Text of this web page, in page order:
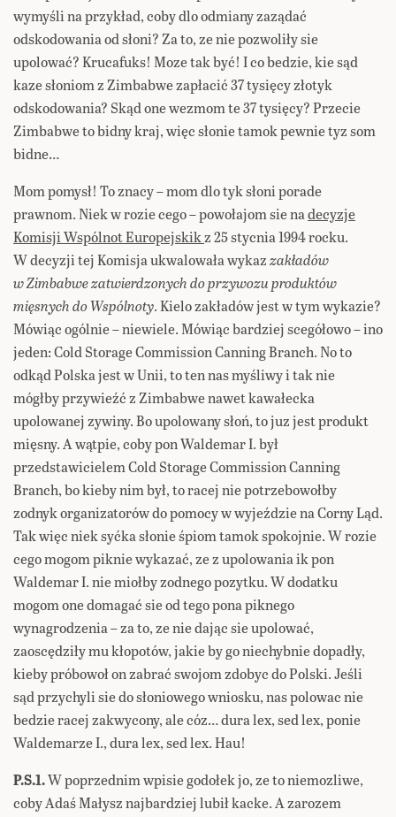
wymyśli na przykład, coby dlo odmiany zaządać
odskodowania od słoni? Za to, ze nie pozwoliły sie
upolować? Krucafuks! Moze tak być! I co bedzie, kie sąd
kaze słoniom z Zimbabwe zapłacić 37 tysięcy złotyk
odskodowania? Skąd one wezmom te 37 tysięcy? Przecie
Zimbabwe to bidny kraj, więc słonie tamok pewnie tyz som
bidne…
Mom pomysł! To znacy – mom dlo tyk słoni porade
prawnom. Niek w rozie cego – powołajom sie nadecyzje
Komisji Wspólnot Europejskikz 25 stycnia 1994 rocku.
W decyzji tej Komisja ukwalowała wykazzakładów
w Zimbabwe zatwierdzonych do przywozu produktów
mięsnych do Wspólnoty. Kielo zakładów jest w tym wykazie?
Mówiąc ogólnie – niewiele. Mówiąc bardziej scegółowo – ino
jeden: Cold Storage Commission Canning Branch. No to
odkąd Polska jest w Unii, to ten nas myśliwy i tak nie
mógłby przywieźć z Zimbabwe nawet kawałecka
upolowanej zywiny. Bo upolowany słoń, to juz jest produkt
mięsny. A wątpie, coby pon Waldemar I. był
przedstawicielem Cold Storage Commission Canning
Branch, bo kieby nim był, to racej nie potrzebowołby
zodnyk organizatorów do pomocy w wyjeździe na Corny Ląd.
Tak więc niek syćka słonie śpiom tamok spokojnie. W rozie
cego mogom piknie wykazać, ze z upolowania ik pon
Waldemar I. nie miołby zodnego pozytku. W dodatku
mogom one domagać sie od tego pona piknego
wynagrodzenia – za to, ze nie dając sie upolować,
zaoscędziły mu kłopotów, jakie by go niechybnie dopadły,
kieby próbowoł on zabrać swojom zdobyc do Polski. Jeśli
sąd przychyli sie do słoniowego wniosku, nas polowac nie
bedzie racej zakwycony, ale cóz… dura lex, sed lex, ponie
Waldemarze I., dura lex, sed lex. Hau!
P.S.1.W poprzednim wpisie godołek jo, ze to niemozliwe,
coby Adaś Małysz najbardziej lubił kacke. A zarozem